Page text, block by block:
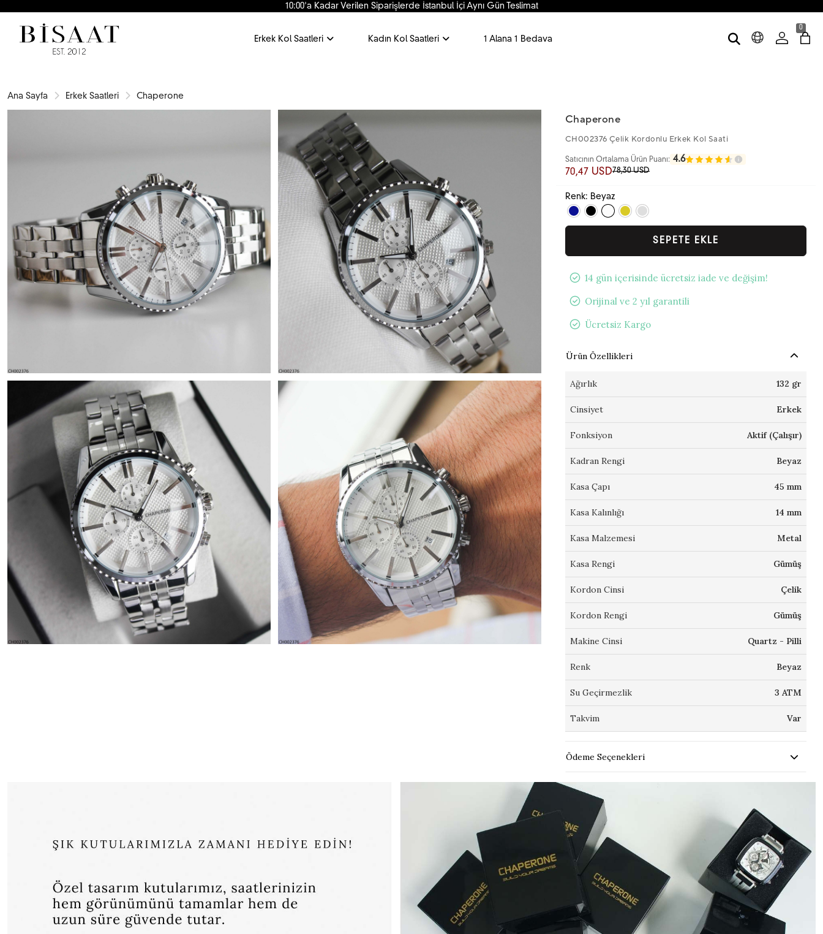
10:00'a Kadar Verilen Siparişlerde İstanbul İçi Aynı Gün Teslimat
Erkek Kol Saatleri Kadın Kol Saatleri 1 Alana 1 Bedava
0
Ana Sayfa Erkek Saatleri Chaperone
Chaperone
CH002376 Çelik Kordonlu Erkek Kol Saati
Satıcının Ortalama Ürün Puanı: 4.6
70,47 USD78,30 USD
Renk: Beyaz
SEPETE EKLE
14 gün içerisinde ücretsiz iade ve değişim!
Orijinal ve 2 yıl garantili
Ücretsiz Kargo
Ürün Özellikleri
Ağırlık 132 gr
Cinsiyet Erkek
Fonksiyon Aktif (Çalışır)
Kadran Rengi Beyaz
Kasa Çapı 45 mm
Kasa Kalınlığı 14 mm
Kasa Malzemesi Metal
Kasa Rengi Gümüş
Kordon Cinsi Çelik
Kordon Rengi Gümüş
Makine Cinsi Quartz - Pilli
Renk Beyaz
Su Geçirmezlik 3 ATM
Takvim Var
Ödeme Seçenekleri